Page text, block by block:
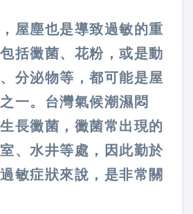
屋塵也是導致過敏的重
括黴菌、花粉，或是動
分泌物等，都可能是屋
一。台灣氣候潮濕悶
長黴菌，黴菌常出現的
、水井等處，因此勤於
敏症狀來說，是非常關